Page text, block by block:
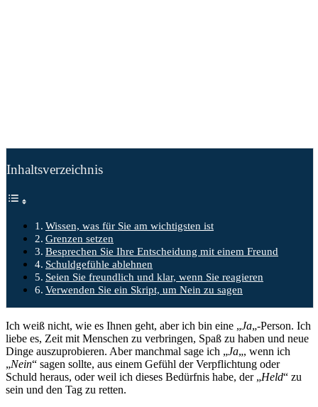
Inhaltsverzeichnis
Wissen, was für Sie am wichtigsten ist
Grenzen setzen
Besprechen Sie Ihre Entscheidung mit einem Freund
Schuldgefühle ablehnen
Seien Sie freundlich und klar, wenn Sie reagieren
Verwenden Sie ein Skript, um Nein zu sagen
Ich weiß nicht, wie es Ihnen geht, aber ich bin eine „Ja„-Person. Ich
liebe es, Zeit mit Menschen zu verbringen, Spaß zu haben und neue
Dinge auszuprobieren. Aber manchmal sage ich „Ja„, wenn ich
„Nein“ sagen sollte, aus einem Gefühl der Verpflichtung oder
Schuld heraus, oder weil ich dieses Bedürfnis habe, der „Held“ zu
sein und den Tag zu retten.